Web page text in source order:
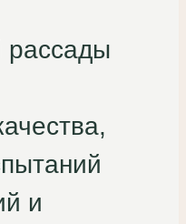
рассады
и